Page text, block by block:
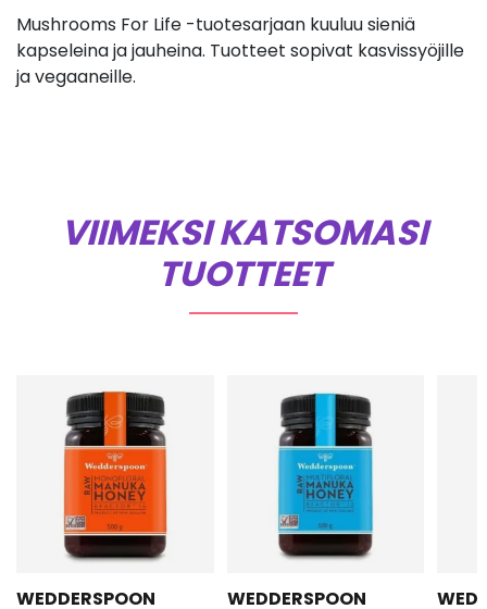
Mushrooms For Life -tuotesarjaan kuuluu sieniä
kapseleina ja jauheina. Tuotteet sopivat kasvissyöjille
ja vegaaneille.
VIIMEKSI KATSOMASI
TUOTTEET
WEDDERSPOON WEDDERSPOON